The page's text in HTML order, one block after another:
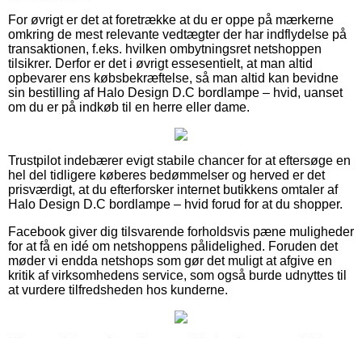
For øvrigt er det at foretrække at du er oppe på mærkerne
omkring de mest relevante vedtægter der har indflydelse på
transaktionen, f.eks. hvilken ombytningsret netshoppen
tilsikrer. Derfor er det i øvrigt essesentielt, at man altid
opbevarer ens købsbekræftelse, så man altid kan bevidne
sin bestilling af Halo Design D.C bordlampe – hvid, uanset
om du er på indkøb til en herre eller dame.
Trustpilot indebærer evigt stabile chancer for at eftersøge en
hel del tidligere køberes bedømmelser og herved er det
prisværdigt, at du efterforsker internet butikkens omtaler af
Halo Design D.C bordlampe – hvid forud for at du shopper.
Facebook giver dig tilsvarende forholdsvis pæne muligheder
for at få en idé om netshoppens pålidelighed. Foruden det
møder vi endda netshops som gør det muligt at afgive en
kritik af virksomhedens service, som også burde udnyttes til
at vurdere tilfredsheden hos kunderne.